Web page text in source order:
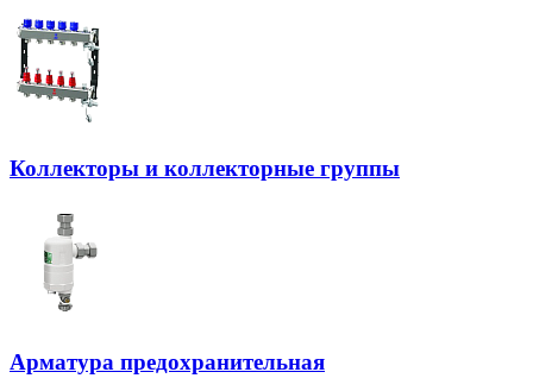
Коллекторы и коллекторные группы
Арматура предохранительная